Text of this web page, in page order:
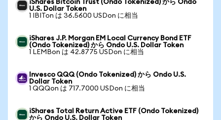
iShares Bitcoin Trust (Ondo Tokenized) から Ondo
U.S. Dollar Token
1 IBITon は 36.5600 USDon に相当
iShares J.P. Morgan EM Local Currency Bond ETF
(Ondo Tokenized) から Ondo U.S. Dollar Token
1 LEMBon は 42.8775 USDon に相当
Invesco QQQ (Ondo Tokenized) から Ondo U.S.
Dollar Token
1 QQQon は 717.7000 USDon に相当
iShares Total Return Active ETF (Ondo Tokenized)
から Ondo U.S. Dollar Token